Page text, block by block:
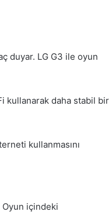
duyar. LG G3 ile oyun
kullanarak daha stabil bir
kullanmasını
Oyun içindeki